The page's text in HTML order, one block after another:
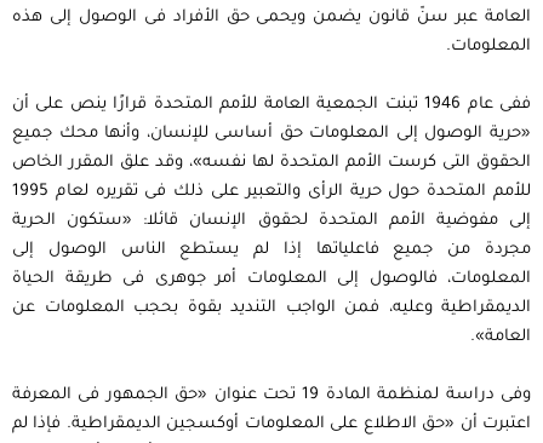
العامة عبر سنّ قانون يضمن ويحمى حق الأفراد فى الوصول إلى هذه
المعلومات.
ففى عام 1946 تبنت الجمعية العامة للأمم المتحدة قرارًا ينص على أن
«حرية الوصول إلى المعلومات حق أساسى للإنسان، وأنها محك جميع
الحقوق التى كرست الأمم المتحدة لها نفسه»، وقد علق المقرر الخاص
للأمم المتحدة حول حرية الرأى والتعبير على ذلك فى تقريره لعام 1995
إلى مفوضية الأمم المتحدة لحقوق الإنسان قائلا: «ستكون الحرية
مجردة من جميع فاعلياتها إذا لم يستطع الناس الوصول إلى
المعلومات، فالوصول إلى المعلومات أمر جوهرى فى طريقة الحياة
الديمقراطية وعليه، فمن الواجب التنديد بقوة بحجب المعلومات عن
العامة».
وفى دراسة لمنظمة المادة 19 تحت عنوان «حق الجمهور فى المعرفة
اعتبرت أن «حق الاطلاع على المعلومات أوكسجين الديمقراطية. فإذا لم